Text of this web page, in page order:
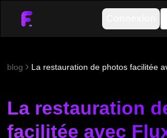
blog
La restauration
facilitée avec